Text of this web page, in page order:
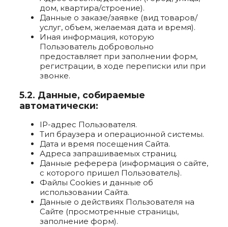
дом, квартира/строение).
Данные о заказе/заявке (вид товаров/
услуг, объем, желаемая дата и время).
Иная информация, которую
Пользователь добровольно
предоставляет при заполнении форм,
регистрации, в ходе переписки или при
звонке.
5.2. Данные, собираемые
автоматически:
IP-адрес Пользователя.
Тип браузера и операционной системы.
Дата и время посещения Сайта.
Адреса запрашиваемых страниц.
Данные реферера (информация о сайте,
с которого пришел Пользователь).
Файлы Cookies и данные об
использовании Сайта.
Данные о действиях Пользователя на
Сайте (просмотренные страницы,
заполнение форм).